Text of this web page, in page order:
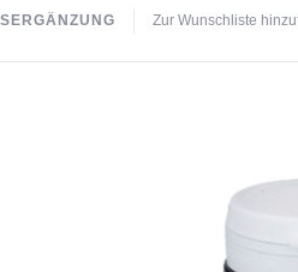
Zur Wunschliste